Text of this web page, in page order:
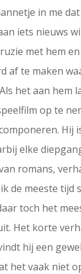
in me
iets nieuws
met hem
af te maken
het aan hem
op te
Hij
elke
romans,
de meeste tijd
toch het
Het korte
hij een
het vaak niet